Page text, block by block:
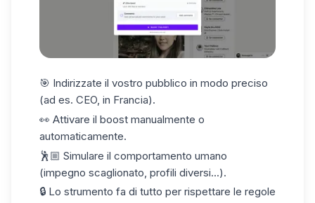
🎯 Indirizzate il vostro pubblico in modo preciso
(ad es. CEO, in Francia).
👀 Attivare il boost manualmente o
automaticamente.
🕺🏼 Simulare il comportamento umano
(impegno scaglionato, profili diversi...).
🔒 Lo strumento fa di tutto per rispettare le regole